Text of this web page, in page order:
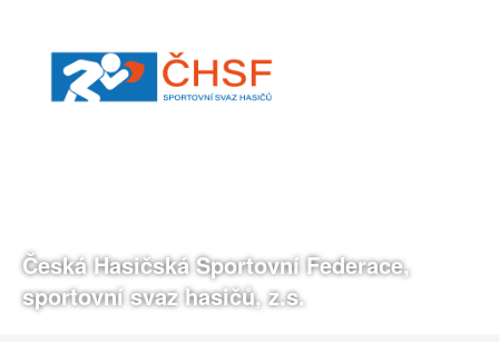
Česká Hasičská Sportovní Federace,
sportovní svaz hasičů, z.s.